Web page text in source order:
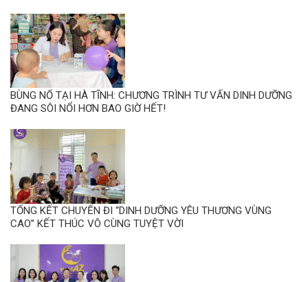
BÙNG NỔ TẠI HÀ TĨNH: CHƯƠNG TRÌNH TƯ VẤN DINH DƯỠNG
ĐANG SÔI NỔI HƠN BAO GIỜ HẾT!
TỔNG KẾT CHUYẾN ĐI “DINH DƯỠNG YÊU THƯƠNG VÙNG
CAO” KẾT THÚC VÔ CÙNG TUYỆT VỜI